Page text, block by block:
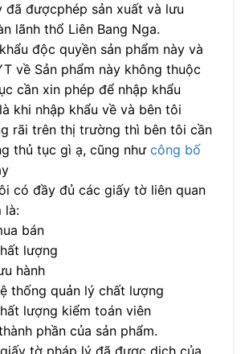
đã đượcphép sản xuất và lưu
lãnh thổ Liên Bang Nga.
độc quyền sản phẩm này và
về Sản phẩm này không thuộc
cần xin phép để nhập khẩu
khi nhập khẩu về và bên tôi
rãi trên thị trường thì bên tôi cần
thủ tục gì ạ, cũng như công bố
có đầy đủ các giấy tờ liên quan
là:
bán
lượng
hành
thống quản lý chất lượng
lượng kiểm toán viên
phần của sản phẩm.